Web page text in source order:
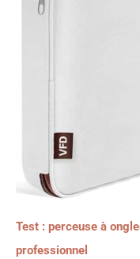
Test : perceuse à
professionnel